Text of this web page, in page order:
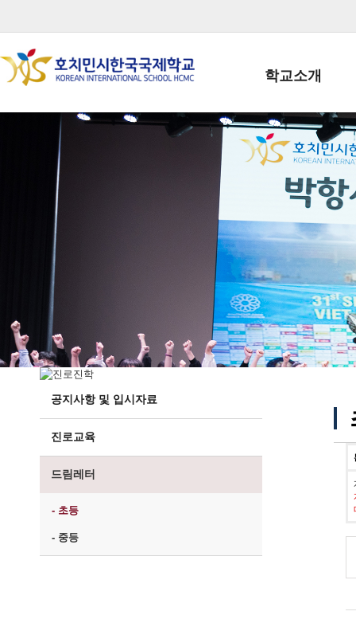
학교소개
학교장인사말
학생회장인사말
학교상징
학교 CI
교직원현황
학생현황
위치/전화
전경사진
공지사항 및 입시자료
진로교육
드림레터
- 초등
- 중등